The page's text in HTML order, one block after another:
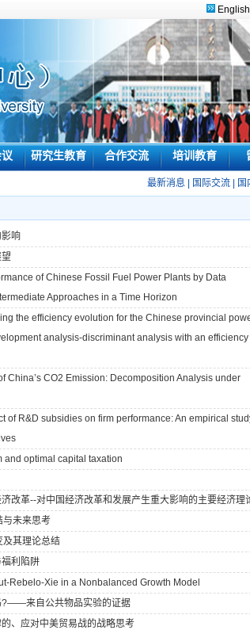
English
研究生教育 合作交流 培训教育
最新消息 国际交流 国
响
of Chinese Fossil Fuel Power Plants by Data
Approaches in a Time Horizon
the efficiency evolution for the Chinese provincial
analysis-discriminant analysis with an
China’s CO2 Emission: Decomposition Analysis under
of R&D subsidies on firm performance: An empirical
and optimal capital taxation
改革--对中国经济改革和发展产生重大影响的主要经济理
与未来思考
及其理论总结
利陷阱
Rebelo-Xie in a Nonbalanced Growth Model
?——来自公共物品实验的证据
、应对中美贸易战的战略思考